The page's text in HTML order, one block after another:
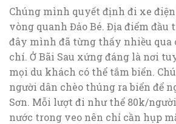
Chúng mình quyết định đi xe
vòng quanh Đảo Bé. Địa điểm đầu
đây mình đã từng thấy nhiều qua
chí. Ở Bãi Sau xứng đáng là nơi
mọi du khách có thể tắm biển.
người dân chèo thúng ra biển để
Sơn. Mỗi lượt đi như thể 80k/
nước trong veo nên chỉ cần hụp